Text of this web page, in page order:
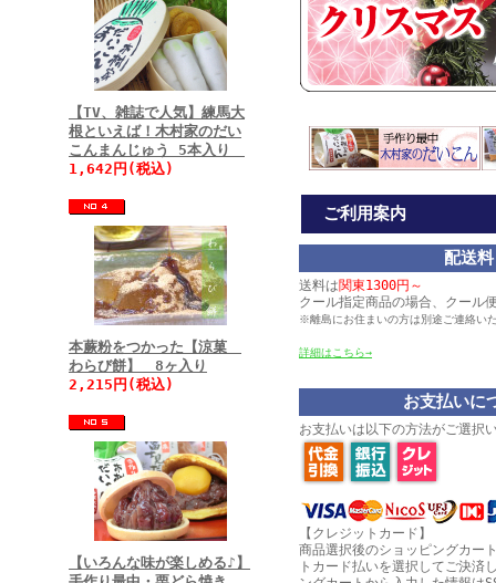
【TV、雑誌で人気】練馬大
根といえば！木村家のだい
こんまんじゅう 5本入り
1,642円(税込)
本蕨粉をつかった【涼菓
わらび餅】 8ヶ入り
2,215円(税込)
【いろんな味が楽しめる♪】
ご利用案内
配送料
送料は関東1300円～
クール指定商品の場合、クール
※離島にお住まいの方は別途ご連絡い
詳細はこちら→
お支払いに
お支払いは以下の方法がご選択
【クレジットカード】
商品選択後のショッピングカー
トカード払いを選択してご決済